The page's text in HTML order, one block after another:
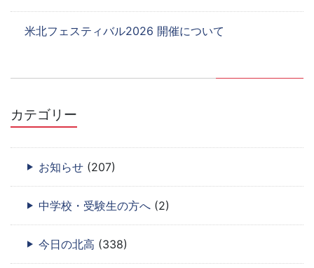
米北フェスティバル2026 開催について
カテゴリー
お知らせ (207)
中学校・受験生の方へ (2)
今日の北高 (338)